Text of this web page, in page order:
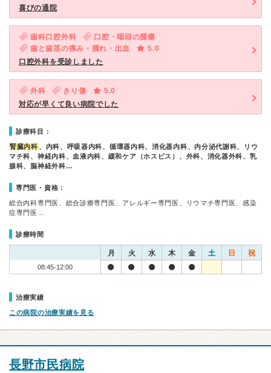
喜びの通院
歯科口腔外科
口腔・咽頭の腫瘍
歯と歯茎の痛み・腫れ・出血
5.0
口腔外科を受診しました
外科 きり傷
5.0
対応が早くて良い病院でした
診療科目：
腎臓内科 、内科、呼吸器内科、循環器内科、消化器内科、内分泌代謝科、リウ
マチ科、神経内科、血液内科、緩和ケア（ホスピス）、外科、消化器外科、乳
腺科、脳神経外科…
専門医・資格：
総合内科専門医、総合診療専門医、アレルギー専門医、リウマチ専門医、感染
症専門医…
診療時間
月 火 水 木 金 土 日 祝
08:45-12:00
治療実績
この病院の治療実績を見る
長野市民病院